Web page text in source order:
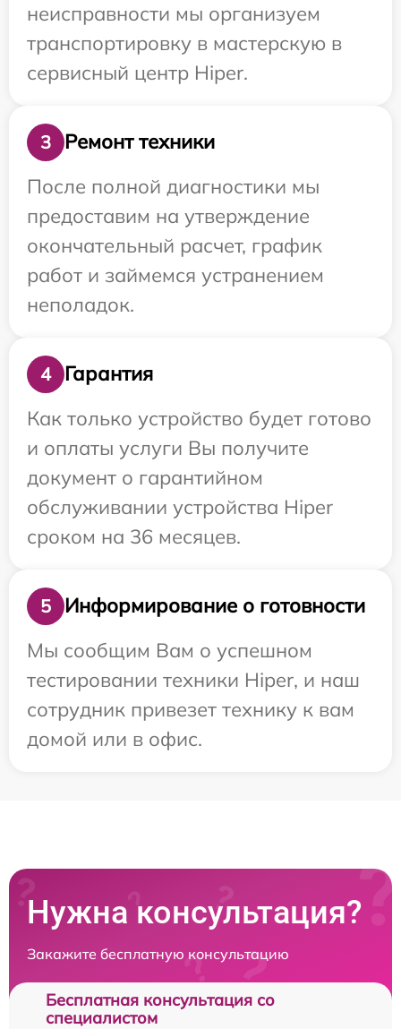
неисправности мы организуем
транспортировку в мастерскую в
сервисный центр Hiper.
3
Ремонт техники
После полной диагностики мы
предоставим на утверждение
окончательный расчет, график
работ и займемся устранением
неполадок.
4
Гарантия
Как только устройство будет готово
и оплаты услуги Вы получите
документ о гарантийном
обслуживании устройства Hiper
сроком на 36 месяцев.
5
Информирование о готовности
Мы сообщим Вам о успешном
тестировании техники Hiper, и наш
сотрудник привезет технику к вам
домой или в офис.
Нужна консультация?
Закажите бесплатную консультацию
Бесплатная консультация со
специалистом